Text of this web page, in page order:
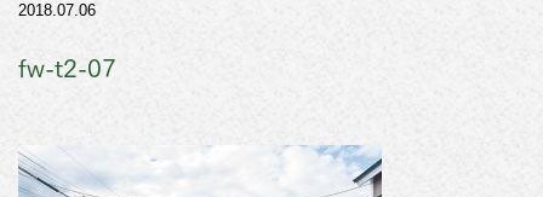
2018.07.06
fw-t2-07